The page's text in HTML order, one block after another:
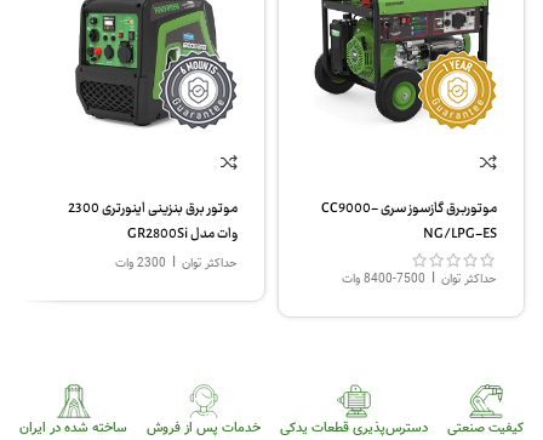
موتوربرق گازسوز سری CC9000-
NG/LPG-ES
حداکثر توان | 7500-8400 وات
موتور برق بنزینی اینورتری 2300
وات مدل GR2800Si
حداکثر توان | 2300 وات
کیفیت صنعتی دسترس‌پذیری قطعات یدکی خدمات پس از فروش ساخته شده در ایران